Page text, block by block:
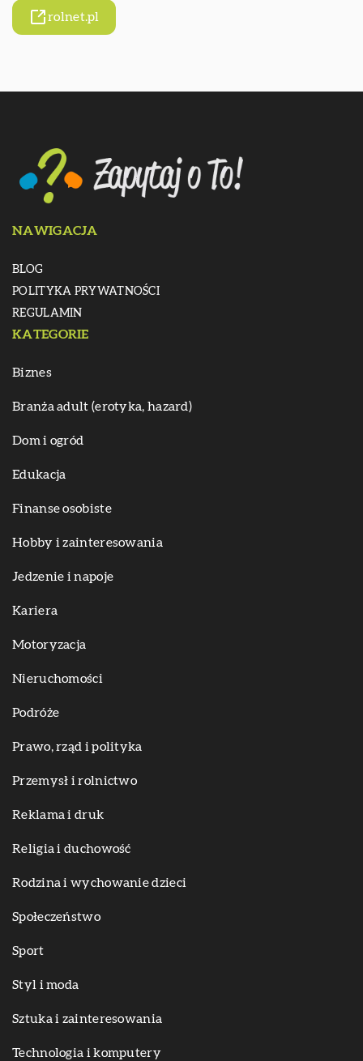
rolnet.pl
NAWIGACJA
BLOG
POLITYKA PRYWATNOŚCI
REGULAMIN
KATEGORIE
Biznes
Branża adult (erotyka, hazard)
Dom i ogród
Edukacja
Finanse osobiste
Hobby i zainteresowania
Jedzenie i napoje
Kariera
Motoryzacja
Nieruchomości
Podróże
Prawo, rząd i polityka
Przemysł i rolnictwo
Reklama i druk
Religia i duchowość
Rodzina i wychowanie dzieci
Społeczeństwo
Sport
Styl i moda
Sztuka i zainteresowania
Technologia i komputery